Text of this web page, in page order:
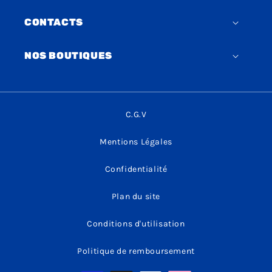
CONTACTS
NOS BOUTIQUES
C.G.V
Mentions Légales
Confidentialité
Plan du site
Conditions d'utilisation
Politique de remboursement